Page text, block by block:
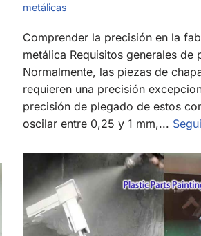
metálicas
Comprender la precisión en la
metálica Requisitos generales de
Normalmente, las piezas de
requieren una precisión
precisión de plegado de estos
oscilar entre 0,25 y 1 mm,...